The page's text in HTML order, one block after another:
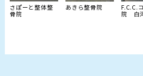
さぽーと整体整
骨院
あきら整骨院
F.C.C.
院 白